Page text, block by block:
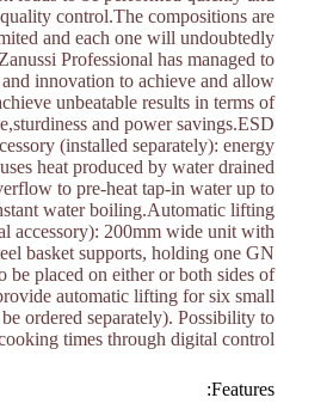
control.The compositions are
and each one will undoubtedly
Professional has managed to
innovation to achieve and allow
unbeatable results in terms of
and power savings.ESD
(installed separately): energy
heat produced by water drained
to pre-heat tap-in water up to
water boiling.Automatic lifting
accessory): 200mm wide unit with
basket supports, holding one GN
be placed on either or both sides of
automatic lifting for six small
ordered separately). Possibility to
times through digital control.
Features: